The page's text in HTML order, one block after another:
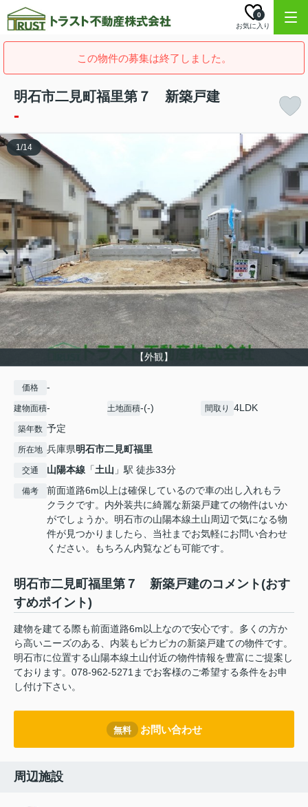
お気に入り
0
この物件の募集は終了しました。
明石市二見町福里第７ 新築戸建
-
【外観】
1/14
価格 -
建物面積- 土地面積-(-) 間取り 4LDK
築年数 予定
所在地 兵庫県明石市二見町福里
交通 山陽本線 「土山 」駅 徒歩33分
備考
前面道路6m以上は確保しているので車の出し入れもラ
クラクです。内外装共に綺麗な新築戸建ての物件はいか
がでしょうか。明石市の山陽本線土山周辺で気になる物
件が見つかりましたら、当社までお気軽にお問い合わせ
ください。もちろん内覧なども可能です。
明石市二見町福里第７ 新築戸建のコメント(おす
すめポイント)
建物を建てる際も前面道路6m以上なので安心です。多くの方か
ら高いニーズのある、内装もピカピカの新築戸建ての物件です。
明石市に位置する山陽本線土山付近の物件情報を豊富にご提案し
ております。078-962-5271までお客様のご希望する条件をお申
し付け下さい。
無料 お問い合わせ
周辺施設